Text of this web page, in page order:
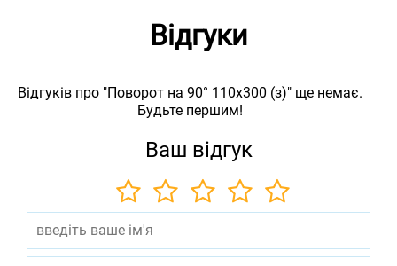
Відгуки
Відгуків про "Поворот на 90° 110х300 (з)" ще немає.
Будьте першим!
Ваш відгук